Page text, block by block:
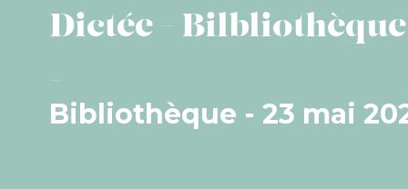
Dictée – Bilbliothèque
Bibliothèque - 23 mai